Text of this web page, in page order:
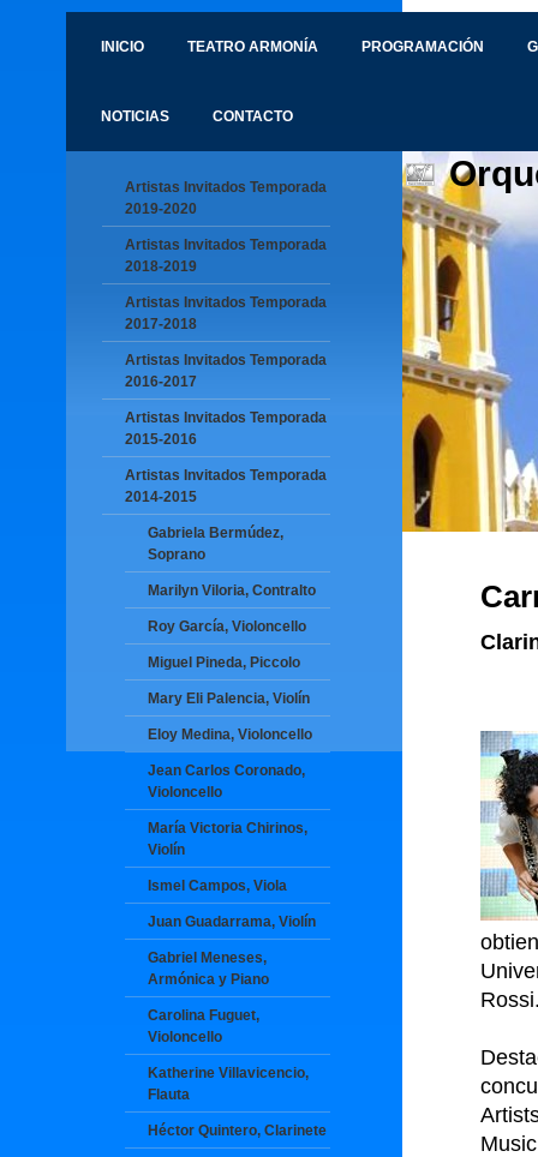
INICIO TEATRO ARMONÍA PROGRAMACIÓN
NOTICIAS CONTACTO
Artistas Invitados Temporada
2019-2020
Artistas Invitados Temporada
2018-2019
Artistas Invitados Temporada
2017-2018
Artistas Invitados Temporada
2016-2017
Artistas Invitados Temporada
2015-2016
Artistas Invitados Temporada
2014-2015
Gabriela Bermúdez,
Soprano
Marilyn Viloria, Contralto
Roy García, Violoncello
Miguel Pineda, Piccolo
Mary Eli Palencia, Violín
Eloy Medina, Violoncello
Jean Carlos Coronado,
Violoncello
María Victoria Chirinos,
Violín
Ismel Campos, Viola
Juan Guadarrama, Violín
Gabriel Meneses,
Armónica y Piano
Carolina Fuguet,
Violoncello
Katherine Villavicencio,
Flauta
Héctor Quintero, Clarinete